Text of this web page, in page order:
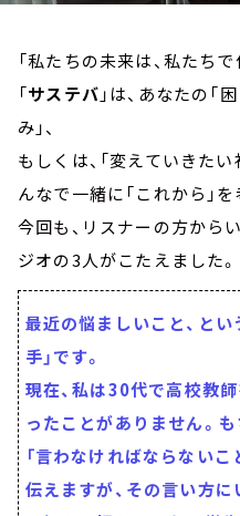
「私たちの未来は、私たちで
「サステバ 」は、あなたの「
み」、
もしくは、「変えていきた
んなで一緒に「これから」
今回も、リスナーの方から
ジオの3人がこたえました。
最近の悩ましいこと、とい
手」です。
現在、私は30代で高校教
ったことがありません。
「言わなければならない
伝えますが、その言い方